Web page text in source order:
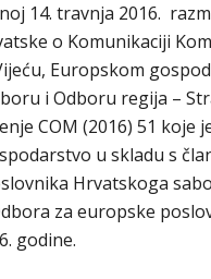
14. travnja 2016.
o Komunikaciji
Europskom
i Odboru regija –
COM (2016) 51 koje
u skladu s
Hrvatskoga
za europske
godine.